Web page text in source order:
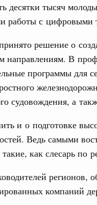
десятки тысяч
работы с цифровыми
решение о
направлениям. В
программы для
судовождения, а
и о подготовке
Ведь самыми
такие, как слесарь по
регионов,
компаний